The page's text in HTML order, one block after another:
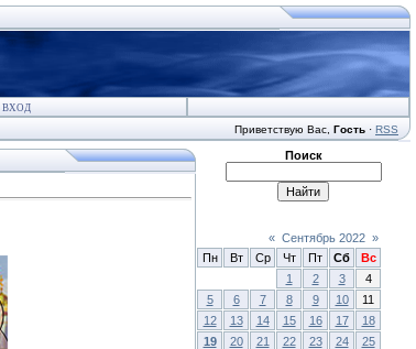
ВХОД
Приветствую Вас Гость · RSS
Поиск
« Сентябрь 2022 »
Пн
Вт Ср Чт Пт Сб
Вс
1
2 3
4
5
6 7 8 9 10
11
12
13 14 15 16 17
18
19
20 21 22 23 24
25